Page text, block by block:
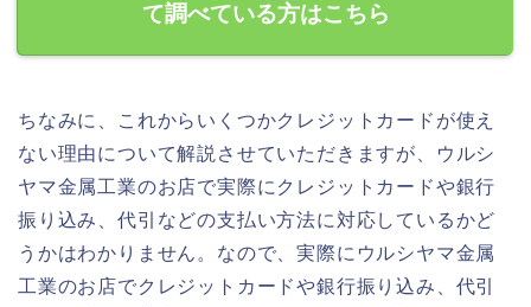
て調べている方はこちら
ちなみに、これからいくつかクレジットカードが使え
ない理由について解説させていただきますが、ウルシ
ヤマ金属工業のお店で実際にクレジットカードや銀行
振り込み、代引などの支払い方法に対応しているかど
うかはわかりません。なので、実際にウルシヤマ金属
工業のお店でクレジットカードや銀行振り込み、代引